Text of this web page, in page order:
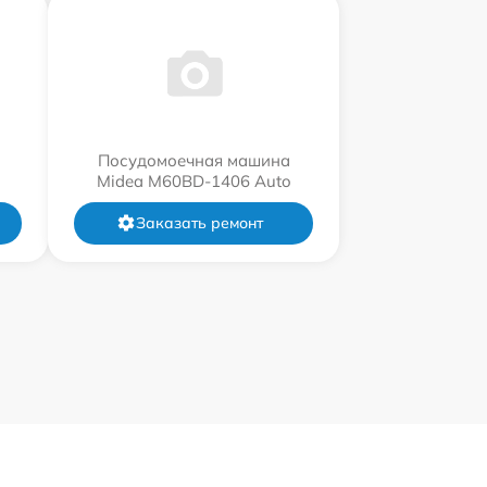
Посудомоечная машина
Midea M60BD-1406 Auto
Заказать ремонт